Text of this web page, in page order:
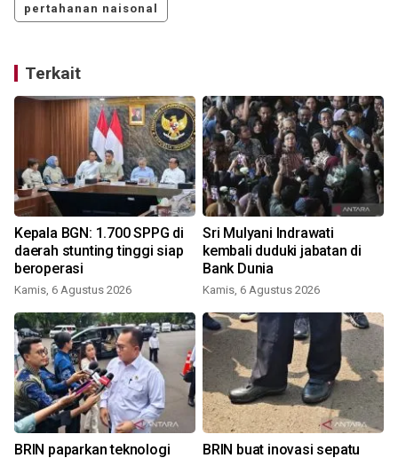
pertahanan naisonal
Terkait
Kepala BGN: 1.700 SPPG di
daerah stunting tinggi siap
beroperasi
Kamis, 6 Agustus 2026
Sri Mulyani Indrawati
kembali duduki jabatan di
Bank Dunia
Kamis, 6 Agustus 2026
BRIN paparkan teknologi BRIN buat inovasi sepatu